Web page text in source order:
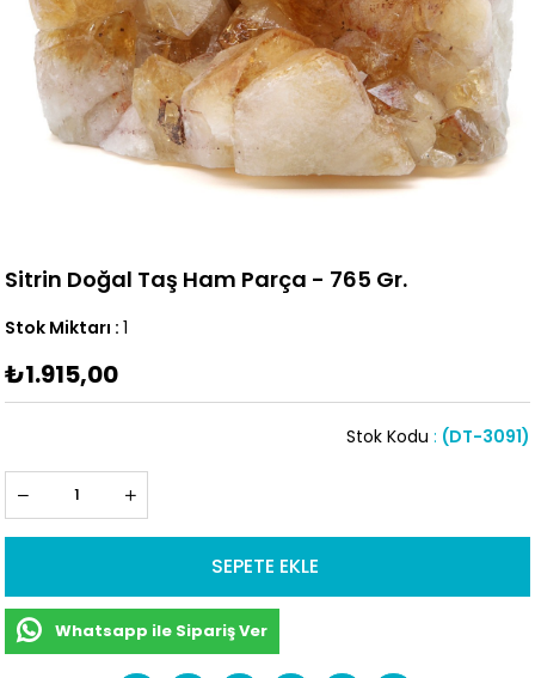
Sitrin Doğal Taş Ham Parça - 765 Gr.
Stok Miktarı : 1
₺1.915,00
(DT-3091)
Stok Kodu
Whatsapp ile Sipariş Ver